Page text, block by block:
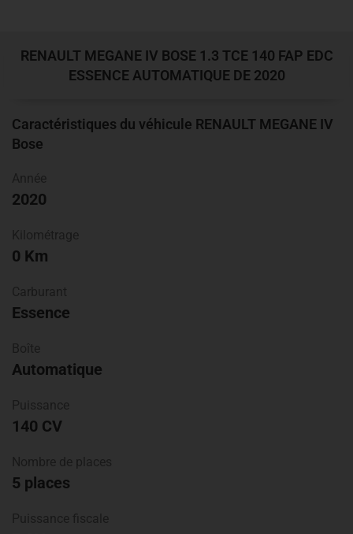
RENAULT MEGANE IV BOSE1.3 TCE 140 FAP EDC
ESSENCE AUTOMATIQUE DE 2020
Caractéristiques du véhicule RENAULT MEGANE IV
Bose
2020
0 Km
Essence
Automatique
140 CV
5 places